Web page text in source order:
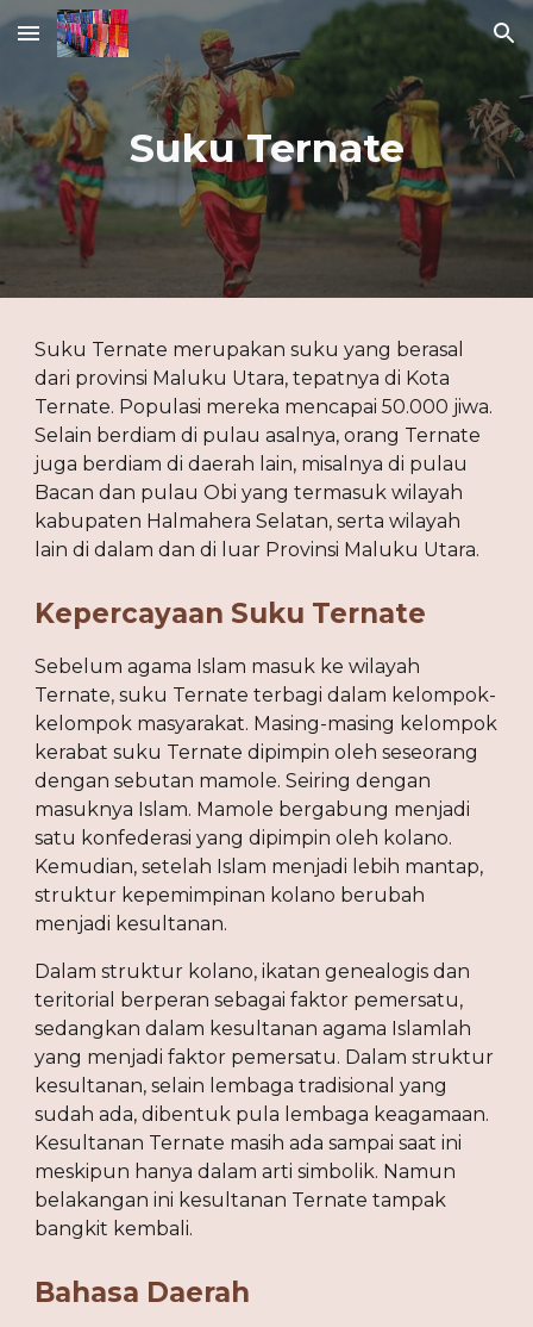
Skip to main content Skip to navigation
Suku Ternate
Suku Ternate merupakan suku yang berasal
dari provinsi Maluku Utara, tepatnya di Kota
Ternate. Populasi mereka mencapai 50.000 jiwa.
Selain berdiam di pulau asalnya, orang Ternate
juga berdiam di daerah lain, misalnya di pulau
Bacan dan pulau Obi yang termasuk wilayah
kabupaten Halmahera Selatan, serta wilayah
lain di dalam dan di luar Provinsi Maluku Utara.
Kepercayaan Suku Ternate
Sebelum agama Islam masuk ke wilayah
Ternate, suku Ternate terbagi dalam kelompok-
kelompok masyarakat. Masing-masing kelompok
kerabat suku Ternate dipimpin oleh seseorang
dengan sebutan mamole. Seiring dengan
masuknya Islam. Mamole bergabung menjadi
satu konfederasi yang dipimpin oleh kolano.
Kemudian, setelah Islam menjadi lebih mantap,
struktur kepemimpinan kolano berubah
menjadi kesultanan.
Dalam struktur kolano, ikatan genealogis dan
teritorial berperan sebagai faktor pemersatu,
sedangkan dalam kesultanan agama Islamlah
yang menjadi faktor pemersatu. Dalam struktur
kesultanan, selain lembaga tradisional yang
sudah ada, dibentuk pula lembaga keagamaan.
Kesultanan Ternate masih ada sampai saat ini
meskipun hanya dalam arti simbolik. Namun
belakangan ini kesultanan Ternate tampak
bangkit kembali.
Bahasa Daerah